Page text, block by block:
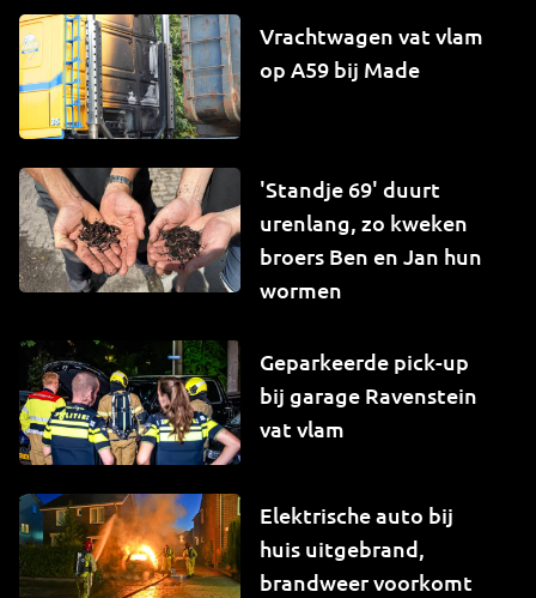
Vrachtwagen vat vlam
op A59 bij Made
'Standje 69' duurt
urenlang, zo kweken
broers Ben en Jan hun
wormen
Geparkeerde pick-up
bij garage Ravenstein
vat vlam
Elektrische auto bij
huis uitgebrand,
brandweer voorkomt